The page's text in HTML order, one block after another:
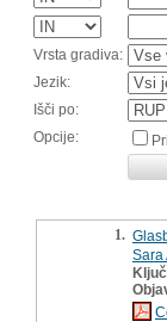
Vrsta gradiva:
Jezik:
Išči po:
Opcije:
1.
Sara